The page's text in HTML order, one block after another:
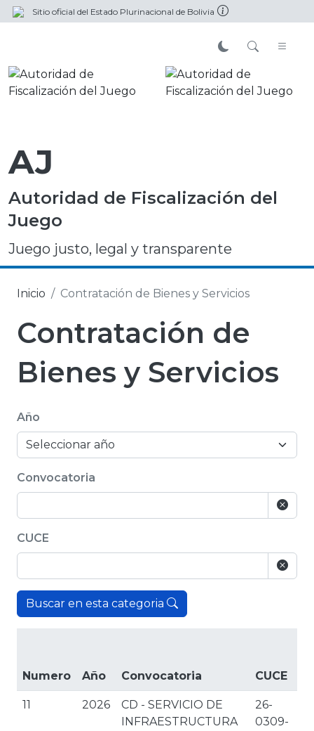
Sitio oficial del Estado Plurinacional de Bolivia
AJ
Autoridad de Fiscalización del
Juego
Juego justo, legal y transparente
Inicio Contratación de Bienes y Servicios
Contratación de
Bienes y Servicios
Año
Convocatoria
CUCE
Buscar en esta categoria
Numero Año Convocatoria CUCE
11 2026
CD - SERVICIO DE
INFRAESTRUCTURA
26-
0309-